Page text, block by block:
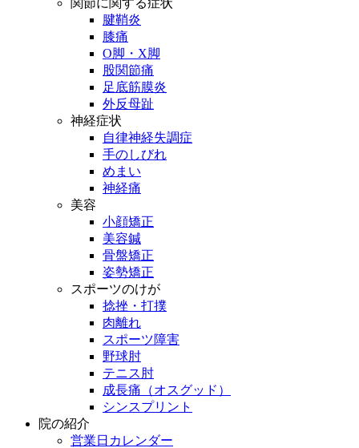
関節に関する症状
腱鞘炎
膝痛
O脚・X脚
股関節痛
足底筋膜炎
外反母趾
神経症状
自律神経失調症
手のしびれ
めまい
神経痛
美容
小顔矯正
美容鍼
骨盤矯正
姿勢矯正
スポーツのけが
捻挫・打撲
肉離れ
スポーツ障害
野球肘
テニス肘
成長痛（オスグッド）
シンスプリント
院の紹介
営業日カレンダー